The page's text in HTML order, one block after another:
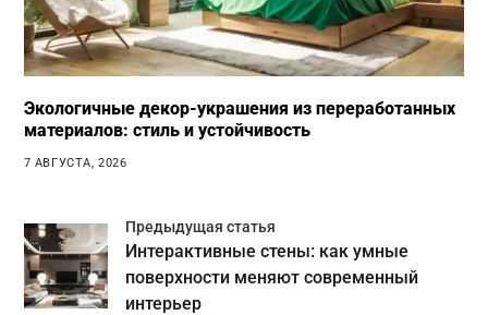
Экологичные декор-украшения из переработанных
материалов: стиль и устойчивость
7 АВГУСТА, 2026
Предыдущая статья
Интерактивные стены: как умные
поверхности меняют современный
интерьер